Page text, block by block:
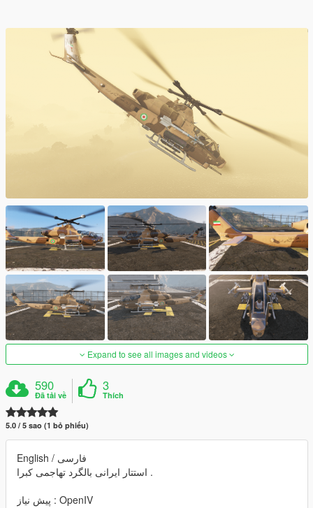
Expand to see all images and videos
590
Đã tải về
3
Thích
5.0 / 5 sao (1 bỏ phiếu)
English / فارسی
استتار ایرانی بالگرد تهاجمی کبرا .
پیش نیاز : OpenIV